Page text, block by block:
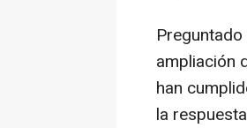
ampliación
han
la